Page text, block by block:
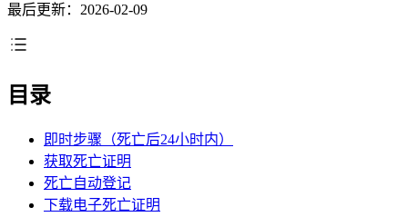
最后更新：2026-02-09
目录
即时步骤（死亡后24小时内）
获取死亡证明
死亡自动登记
下载电子死亡证明